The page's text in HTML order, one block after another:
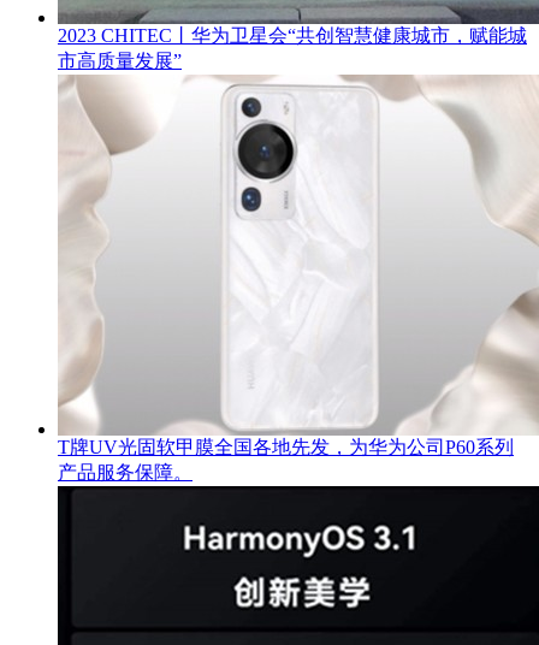
2023 CHITEC丨华为卫星会“共创智慧健康城市，赋能城
市高质量发展”
T牌UV光固软甲膜全国各地先发，为华为公司P60系列
产品服务保障。